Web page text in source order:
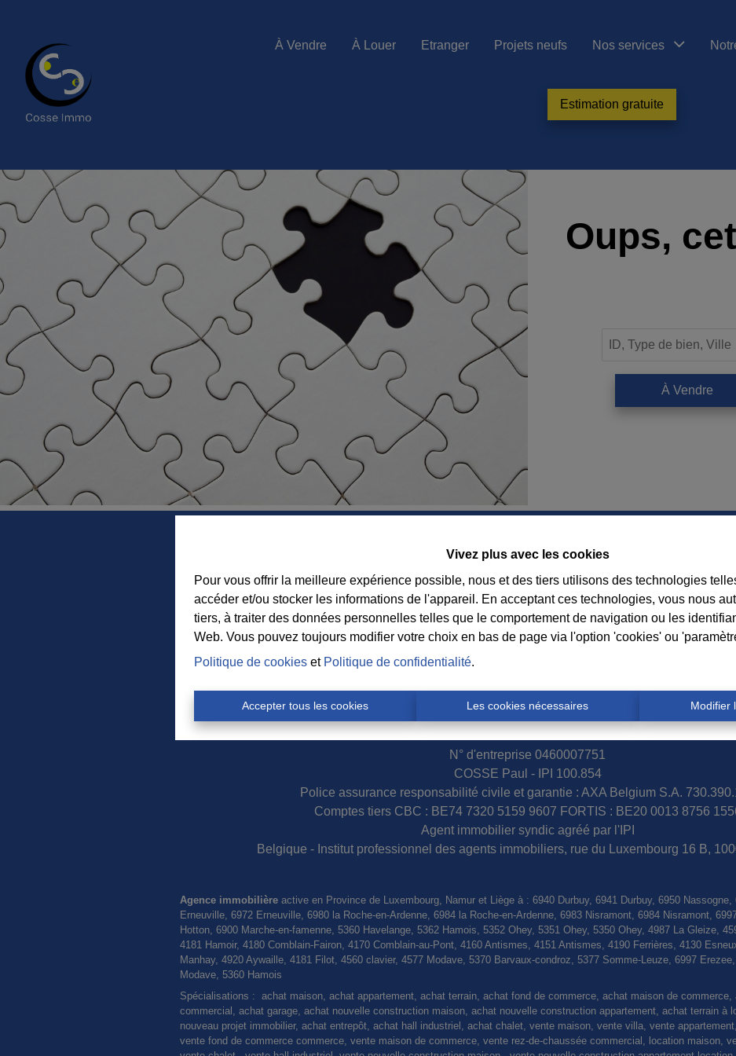
Vivez plus avec les cookies
Pour vous offrir la meilleure expérience possible, nous et des tiers utilisons des technologies
accéder et/ou stocker les informations de l'appareil. En acceptant ces technologies, vous nous
tiers, à traiter des données personnelles telles que le comportement de navigation ou les
Web. Vous pouvez toujours modifier votre choix en bas de page via l'option 'cookies' ou
Politique de cookies et Politique de confidentialité.
Accepter tous les cookies Les cookies nécessaires Modifier
À Vendre À Louer Etranger Projets neufs Nos services
Estimation gratuite
Oups,
À Vendre
Contact
Immobilière Cosse
Rue Jean de Bohême 5
6940 DURBUY
Tel.:
Suivez
conseils
l’agence à
N° d'entreprise 0460007751
COSSE Paul - IPI 100.854
Police assurance responsabilité civile et garantie : AXA Belgium S.A.
Comptes tiers CBC : BE74 7320 5159 9607 FORTIS : BE20 0013 8756
Agent immobilier syndic agréé par l'IPI
Belgique - Institut professionnel des agents immobiliers, rue du Luxembourg 16 B,
Agence immobilière active en Province de Luxembourg, Namur et Liège à : 6940 Durbuy, 6941 Durbuy, 6950 Nassogne,
Erneuville, 6972 Erneuville, 6980 la Roche-en-Ardenne, 6984 la Roche-en-Ardenne, 6983 Nisramont, 6984 Nisramont,
Hotton, 6900 Marche-en-famenne, 5360 Havelange, 5362 Hamois, 5352 Ohey, 5351 Ohey, 5350 Ohey, 4987 La Gleize,
4181 Hamoir, 4180 Comblain-Fairon, 4170 Comblain-au-Pont, 4160 Antismes, 4151 Antismes, 4190 Ferrières, 4130
Manhay, 4920 Aywaille, 4181 Filot, 4560 clavier, 4577 Modave, 5370 Barvaux-condroz, 5377 Somme-Leuze, 6997
Modave, 5360 Hamois
Spécialisations : achat maison, achat appartement, achat terrain, achat fond de commerce, achat maison de commerce,
commercial, achat garage, achat nouvelle construction maison, achat nouvelle construction appartement, achat terrain à
nouveau projet immobilier, achat entrepôt, achat hall industriel, achat chalet, vente maison, vente villa, vente
vente fond de commerce commerce, vente maison de commerce, vente rez-de-chaussée commercial, location maison,